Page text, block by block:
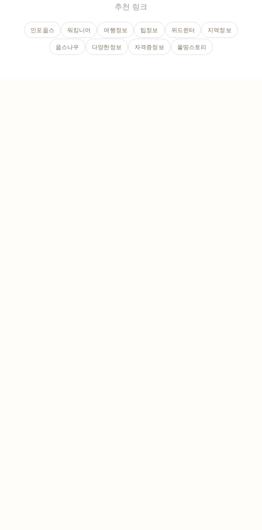
추천 링크
인포웁스 워킹니어 여행정보 팁정보 위드윈터 지역정보
웁스나우 다양한정보 자격증정보 올띵스토리